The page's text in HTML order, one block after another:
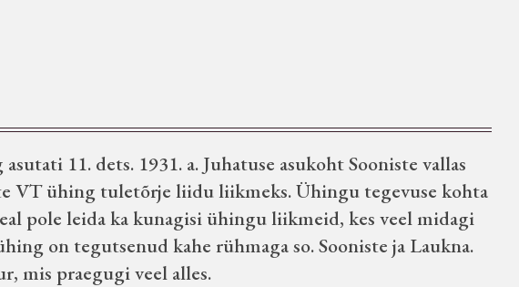
11. dets. 1931. a. Juhatuse asukoht Sooniste vallas
VT ühing tuletõrje liidu liikmeks. Ühingu tegevuse kohta
pole leida ka kunagisi ühingu liikmeid, kes veel midagi
on tegutsenud kahe rühmaga so. Sooniste ja Laukna.
mis praegugi veel alles.